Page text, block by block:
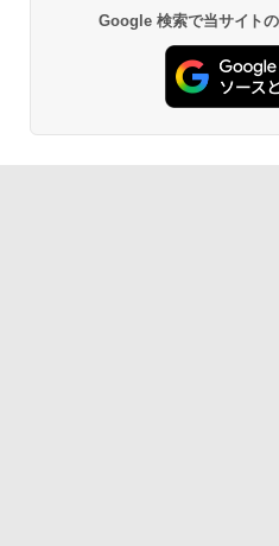
Google 検索で当サイト